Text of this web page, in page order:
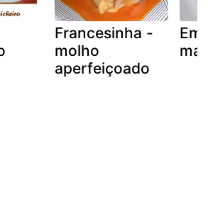
Francesinha -
molho
aperfeiçoado